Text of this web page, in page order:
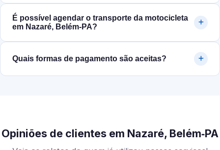
É possível agendar o transporte da motocicleta
em Nazaré, Belém‑PA?
Quais formas de pagamento são aceitas?
Opiniões de clientes em Nazaré, Belém‑PA